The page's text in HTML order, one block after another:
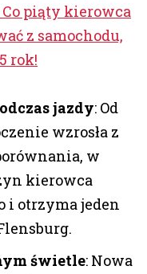
piąty kierowca
z samochodu,
rok!
jazdy: Od
wzrosła z
w
kierowca
i otrzyma jeden
świetle: Nowa